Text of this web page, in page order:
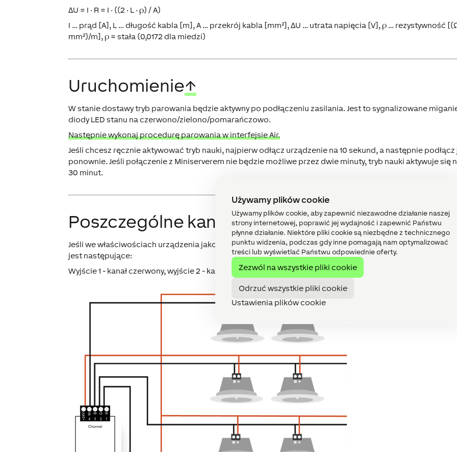
Używamy plików cookie
Używamy plików cookie, aby zapewnić niezawodne działanie naszej
strony internetowej, poprawić jej wydajność i zapewnić Państwu
płynne działanie. Niektóre pliki cookie są niezbędne z technicznego
punktu widzenia, podczas gdy inne pomagają nam optymalizować
treści lub wyświetlać Państwu odpowiednie oferty.
Zezwól na wszystkie pliki cookie
Odrzuć wszystkie pliki cookie
Ustawienia plików cookie
ΔU = I · R = I · ((2 · L · ρ) / A)
I … prąd [A], L … długość kabla [m], A … przekrój kabla [mm²], ΔU … utrata napięcia [V], ρ … rezystywność
mm²)/m], ρ = stała (0,0172 dla miedzi)
Uruchomienie↑
W stanie dostawy tryb parowania będzie aktywny po podłączeniu zasilania. Jest to sygnalizowane
diody LED stanu na czerwono/zielono/pomarańczowo.
Następnie wykonaj procedurę parowania w interfejsie Air.
Jeśli chcesz ręcznie aktywować tryb nauki, najpierw odłącz urządzenie na 10 sekund, a następnie podłącz
ponownie. Jeśli połączenie z Miniserverem nie będzie możliwe przez dwie minuty, tryb nauki aktywuje się
30 minut.
Poszczególne kanały↑
Jeśli we właściwościach urządzenia jako typ siłownika wybrany jest „pojedynczy kanał”, przypisanie kanału
jest następujące:
Wyjście 1 - kanał czerwony, wyjście 2 - kanał zielony, wyjście 3 - kanał niebieski, wyjście 4 - kanał biały